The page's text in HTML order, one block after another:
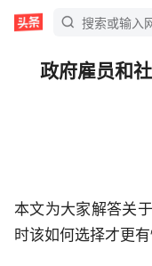
政府雇员和
本文为大家解答关
时该如何选择才更有